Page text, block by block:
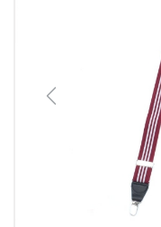
Previous